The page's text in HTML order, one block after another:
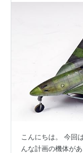
こんにちは。 今回
んな計画の機体が